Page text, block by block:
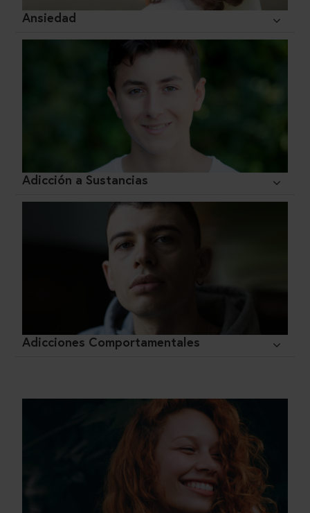
Ansiedad
Adicción a Sustancias
Adicciones Comportamentales